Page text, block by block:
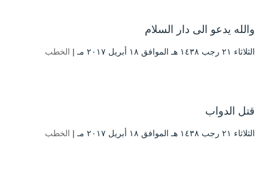
والله يدعو الى دار السلام
الثلاثاء ۲۱ رجب ۱٤۳۸ هـ الموافق ۱۸ أبريل ۲۰۱۷ مـ | الخطب
قتل الدواب
الثلاثاء ۲۱ رجب ۱٤۳۸ هـ الموافق ۱۸ أبريل ۲۰۱۷ مـ | الخطب